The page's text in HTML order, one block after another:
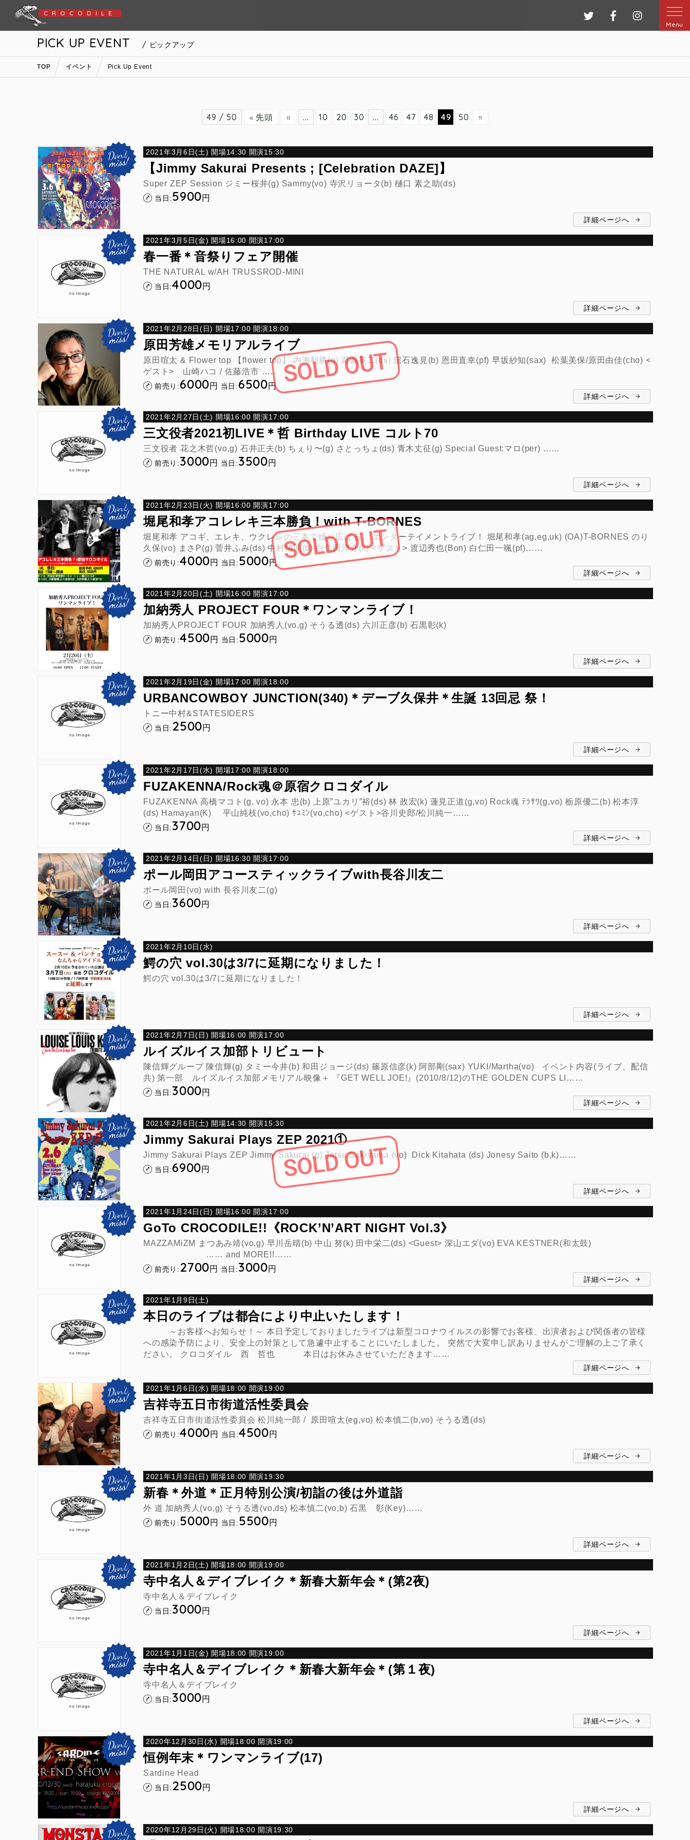
CROCODILE ツイッターフェイスブック
インスタグ
Menu
PICK UP EVENT / ピックアップ
TOP イベント Pick Up Event
49 / 50 « 先頭 « ... 10 20 30 ... 46 47 48 49 50 »
2021年3月6日(土) 開場14:30 開演15:30
【Jimmy Sakurai Presents ; [Celebration DAZE]】
Super ZEP Session ジミー桜井(g) Sammy(vo) 寺沢リョータ(b) 樋口 素之助(ds)
当日:5900円
詳細ページへ
2021年3月5日(金) 開場16:00 開演17:00
春一番＊音祭りフェア開催
THE NATURAL w/AH TRUSSROD-MINI
当日:4000円
詳細ページへ
2021年2月28日(日) 開場17:00 開演18:00
原田芳雄メモリアルライブ
原田喧太 & Flower top 【flower top】 内海利勝(g) 満園英二(ds) 舘石逸見(b) 恩田直幸(pf) 早坂紗知(sax) 松葉美保/原田由佳(cho) <
ゲスト> 山崎ハコ / 佐藤浩市 ……
前売り:6000円 当日:6500円
詳細ページへ
2021年2月27日(土) 開場16:00 開演17:00
三文役者2021初LIVE＊哲 Birthday LIVE コルト70
三文役者 花之木哲(vo,g) 石井正夫(b) ちぇり〜(g) さとっちょ(ds) 青木丈征(g) Special Guest:マロ(per) ……
前売り:3000円 当日:3500円
詳細ページへ
2021年2月23日(火) 開場16:00 開演17:00
堀尾和孝アコレレキ三本勝負！with T-BORNES
堀尾和孝 アコギ、エレキ、ウクレレの三本で繰り広げる、 エンターテイメントライブ！ 堀尾和孝(ag,eg,uk) (OA)T-BORNES のり
久保(vo) まさP(g) 菅井ふみ(ds) 中村博明(b) 白仁田洋介(k) <ゲスト> 渡辺秀也(Bon) 白仁田一颯(pf)……
前売り:4000円 当日:5000円
詳細ページへ
2021年2月20日(土) 開場16:00 開演17:00
加納秀人 PROJECT FOUR＊ワンマンライブ！
加納秀人PROJECT FOUR 加納秀人(vo,g) そうる透(ds) 六川正彦(b) 石黒彰(k)
前売り:4500円 当日:5000円
詳細ページへ
2021年2月19日(金) 開場17:00 開演18:00
URBANCOWBOY JUNCTION(340)＊デーブ久保井＊生誕 13回忌 祭！
トニー中村&STATESIDERS
当日: 2500円
詳細ページへ
2021年2月17日(水) 開場17:00 開演18:00
FUZAKENNA/Rock魂＠原宿クロコダイル
FUZAKENNA 高橋マコト(g, vo) 永本 忠(b) 上原”ユカリ”裕(ds) 林 政宏(k) 蓮見正道(g,vo) Rock魂 ﾃﾗｻﾜ(g,vo) 栃原優二(b) 松本淳
(ds) Hamayan(K) 平山純枝(vo,cho) ｻﾕﾐﾝ(vo,cho) <ゲスト>谷川史郎/松川純一……
当日:3700円
詳細ページへ
2021年2月14日(日) 開場16:30 開演17:00
ポール岡田アコースティックライブwith長谷川友二
ポール岡田(vo) with 長谷川友二(g)
当日:3600円
詳細ページへ
2021年2月10日(水)
鰐の穴 vol.30は3/7に延期になりました！
鰐の穴 vol.30は3/7に延期になりました！
詳細ページへ
2021年2月7日(日) 開場16:00 開演17:00
ルイズルイス加部トリビュート
陳信輝グループ 陳信輝(g) タミー今井(b) 和田ジョージ(ds) 篠原信彦(k) 阿部剛(sax) YUKI/Martha(vo) イベント内容(ライブ、配信
共) 第一部 ルイズルイス加部メモリアル映像＋ 『GET WELL JOE!』(2010/8/12)のTHE GOLDEN CUPS LI……
当日:3000円
詳細ページへ
2021年2月6日(土) 開場14:30 開演15:30
Jimmy Sakurai Plays ZEP 2021①
Jimmy Sakurai Plays ZEP Jimmy Sakurai (g) Tatsu Sakiyama (vo) Dick Kitahata (ds) Jonesy Saito (b,k)……
当日:6900円
詳細ページへ
2021年1月24日(日) 開場16:00 開演17:00
GoTo CROCODILE!!《ROCK’N’ART NIGHT Vol.3》
MAZZAMiZM まつあみ靖(vo,g) 早川岳晴(b) 中山 努(k) 田中栄二(ds) <Guest> 深山エダ(vo) EVA KESTNER(和太鼓)
…… and MORE!!……
前売り: 2700円 当日:3000円
詳細ページへ
2021年1月9日(土)
本日のライブは都合により中止いたします！
～お客様へお知らせ！～ 本日予定しておりましたライブは新型コロナウイルスの影響でお客様、出演者および関係者の皆様
への感染予防により、安全上の対策として急遽中止することにいたしました。 突然で大変申し訳ありませんがご理解の上ご了承く
ださい。 クロコダイル 西 哲也 本日はお休みさせていただきます……
詳細ページへ
2021年1月6日(水) 開場18:00 開演19:00
吉祥寺五日市街道活性委員会
吉祥寺五日市街道活性委員会 松川純一郎 / 原田喧太(eg,vo) 松本慎二(b,vo) そうる透(ds)
前売り:4000円 当日:4500円
詳細ページへ
2021年1月3日(日) 開場18:00 開演19:30
新春＊外道＊正月特別公演/初詣の後は外道詣
外 道 加納秀人(vo,g) そうる透(vo,ds) 松本慎二(vo,b) 石黒 彰(Key)……
前売り:5000円 当日:5500円
詳細ページへ
2021年1月2日(土) 開場18:00 開演19:00
寺中名人＆デイブレイク＊新春大新年会＊(第2夜)
寺中名人＆デイブレイク
当日:3000円
詳細ページへ
2021年1月1日(金) 開場18:00 開演19:00
寺中名人＆デイブレイク＊新春大新年会＊(第１夜)
寺中名人＆デイブレイク
当日:3000円
詳細ページへ
2020年12月30日(水) 開場18:00 開演19:00
恒例年末＊ワンマンライブ(17)
Sardine Head
当日: 2500円
詳細ページへ
2020年12月29日(火) 開場18:00 開演19:30